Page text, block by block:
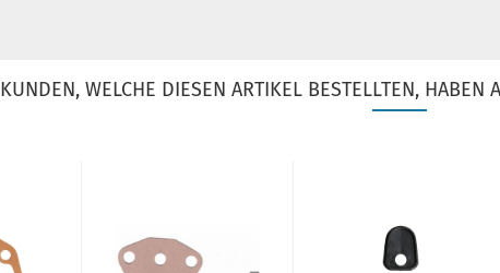
KUNDEN, WELCHE DIESEN ARTIKEL BESTELLTEN, HABEN